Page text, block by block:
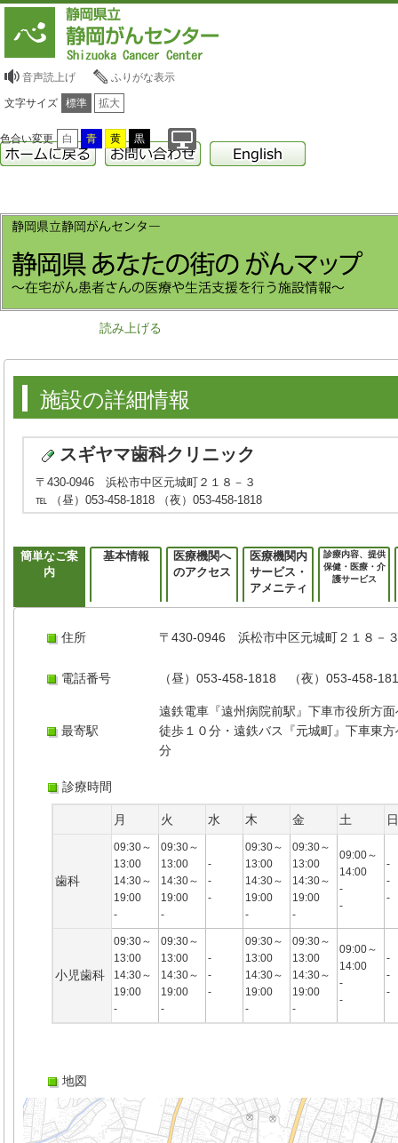
音声読上げ ふりがな表示
文字サイズ 標準 拡大
色合い変更 白 青 黄 黒
読み上げる
施設の詳細情報
スギヤマ歯科クリニック
〒430-0946 浜松市中区元城町２１８－３
℡ （昼）053-458-1818 （夜）053-458-1818
簡単なご案
内
基本情報
医療機関へ
のアクセス
医療機関内
サービス・
アメニティ
診療内容、提供
保健・医療・介
護サービス
住所 〒430-0946 浜松市中区元城町２１８－
電話番号 （昼）053-458-1818 （夜）053-458-
最寄駅
遠鉄電車『遠州病院前駅』下車市役所方
徒歩１０分・遠鉄バス『元城町』下車東
分
診療時間
月 火 水 木 金 土
歯科
09:30～
13:00
14:30～
19:00
-
09:30～
13:00
14:30～
19:00
-
-
-
-
09:30～
13:00
14:30～
19:00
-
09:30～
13:00
14:30～
19:00
-
09:00～
14:00
-
-
-
-
-
小児歯科
09:30～
13:00
14:30～
19:00
-
09:30～
13:00
14:30～
19:00
-
-
-
-
09:30～
13:00
14:30～
19:00
-
09:30～
13:00
14:30～
19:00
-
09:00～
14:00
-
-
-
-
-
地図